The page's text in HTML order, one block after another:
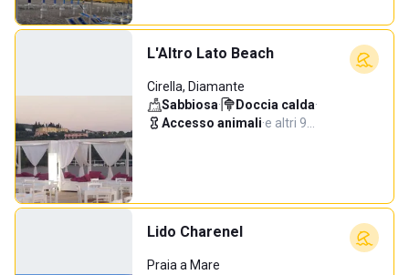
L'Altro Lato Beach
Cirella, Diamante
Sabbiosa· Doccia calda·
Accesso animali·e altri 9…
Lido Charenel
Praia a Mare